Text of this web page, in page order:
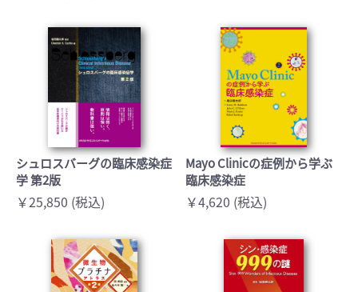
シュロスバーグの臨床感染症
学 第2版
￥25,850 (税込)
Mayo Clinicの症例から学ぶ
臨床感染症
￥4,620 (税込)